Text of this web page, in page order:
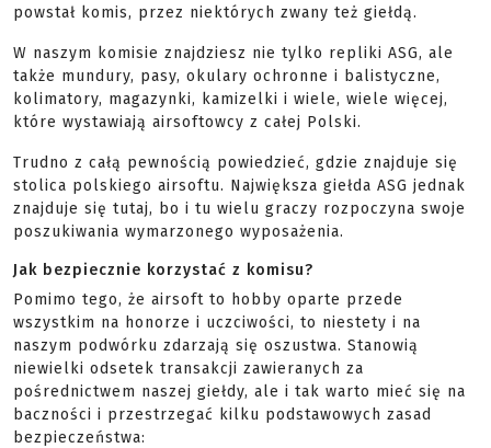
powstał komis, przez niektórych zwany też giełdą.
W naszym komisie znajdziesz nie tylko repliki ASG, ale
także mundury, pasy, okulary ochronne i balistyczne,
kolimatory, magazynki, kamizelki i wiele, wiele więcej,
które wystawiają airsoftowcy z całej Polski.
Trudno z całą pewnością powiedzieć, gdzie znajduje się
stolica polskiego airsoftu. Największa giełda ASG jednak
znajduje się tutaj, bo i tu wielu graczy rozpoczyna swoje
poszukiwania wymarzonego wyposażenia.
Jak bezpiecznie korzystać z komisu?
Pomimo tego, że airsoft to hobby oparte przede
wszystkim na honorze i uczciwości, to niestety i na
naszym podwórku zdarzają się oszustwa. Stanowią
niewielki odsetek transakcji zawieranych za
pośrednictwem naszej giełdy, ale i tak warto mieć się na
baczności i przestrzegać kilku podstawowych zasad
bezpieczeństwa: